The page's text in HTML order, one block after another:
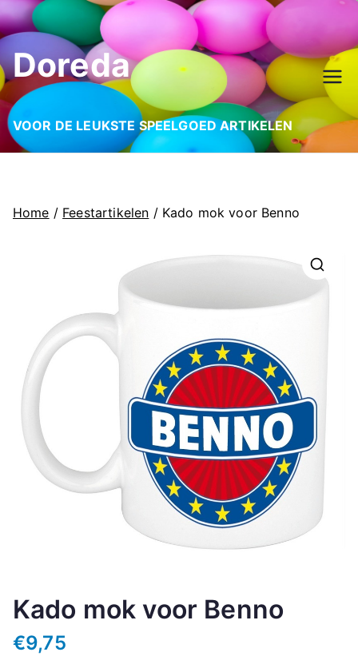
Ga
naar
de
inhoud
Doreda
VOOR DE LEUKSTE SPEELGOED ARTIKELEN
Home / Feestartikelen / Kado mok voor Benno
Kado mok voor Benno
€9,75